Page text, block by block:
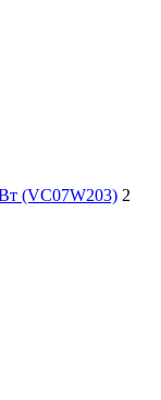
(VC07W203) 2